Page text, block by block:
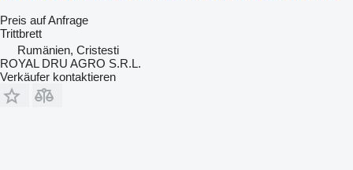
Preis auf Anfrage
Trittbrett
Rumänien, Cristesti
ROYAL DRU AGRO S.R.L.
Verkäufer kontaktieren